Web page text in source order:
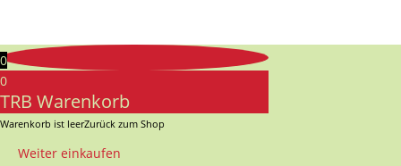
0
0
TRB Warenkorb
Warenkorb ist leerZurück zum Shop
Weiter einkaufen